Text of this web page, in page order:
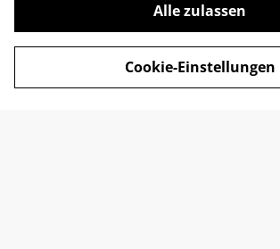
Alle zulassen
Cookie-Einstellungen